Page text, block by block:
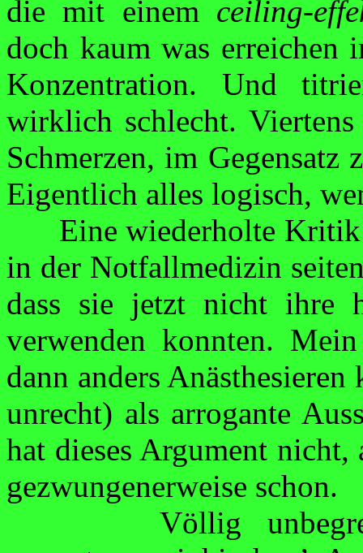
die mit einem ceiling-
doch kaum was
Konzentration. Und
wirklich schlecht.
Schmerzen, im Gegensatz
Eigentlich alles logisch,
Eine wiederholte
in der Notfall­medizin
dass sie jetzt nicht ihre
verwenden konnten.
dann anders
unrecht) als arrogante
hat dieses Argument
gezwungenerweise schon.
Völlig